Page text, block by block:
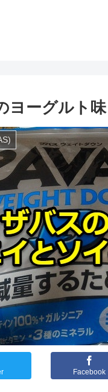
ヨーグルト
Facebook